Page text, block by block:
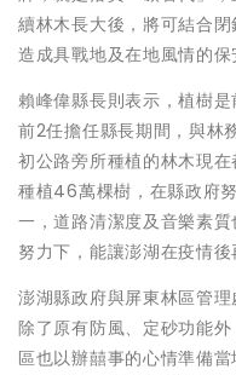
續林木長大後，將可結合
造成具戰地及在地風情的保
賴峰偉縣長則表示，植樹
前2任擔任縣長期間，與林
初公路旁所種植的林木現
種植46萬棵樹，在縣政府
一，道路清潔度及音樂素
努力下，能讓澎湖在疫情後
澎湖縣政府與屏東林區管
除了原有防風、定砂功能
區也以辦囍事的心情準備